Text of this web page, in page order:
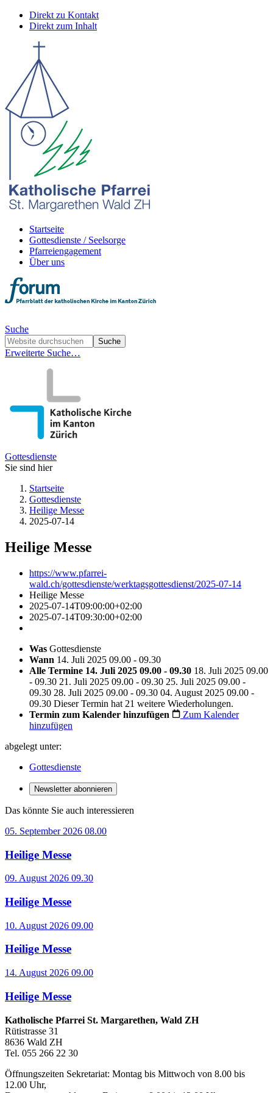
Direkt zu Kontakt
Direkt zum Inhalt
Startseite
Gottesdienste / Seelsorge
Pfarreiengagement
Über uns
Suche
Erweiterte Suche…
Gottesdienste
Sie sind hier
Startseite
Gottesdienste
Heilige Messe
2025-07-14
Heilige Messe
https://www.pfarrei-
wald.ch/gottesdienste/werktagsgottesdienst/2025-07-14
Heilige Messe
2025-07-14T09:00:00+02:00
2025-07-14T09:30:00+02:00
Was Gottesdienste
Wann 14. Juli 2025 09.00 - 09.30
Alle Termine 14. Juli 2025 09.00 - 09.30 18. Juli 2025 09.00
- 09.30 21. Juli 2025 09.00 - 09.30 25. Juli 2025 09.00 -
09.30 28. Juli 2025 09.00 - 09.30 04. August 2025 09.00 -
09.30 Dieser Termin hat 21 weitere Wiederholungen.
Termin zum Kalender hinzufügen
Zum Kalender
hinzufügen
abgelegt unter:
Gottesdienste
Newsletter abonnieren
Das könnte Sie auch interessieren
05. September 2026 08.00
Heilige Messe
09. August 2026 09.30
Heilige Messe
10. August 2026 09.00
Heilige Messe
14. August 2026 09.00
Heilige Messe
Katholische Pfarrei St. Margarethen, Wald ZH
Rütistrasse 31
8636 Wald ZH
Tel. 055 266 22 30
Öffnungszeiten Sekretariat: Montag bis Mittwoch von 8.00 bis
12.00 Uhr,